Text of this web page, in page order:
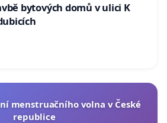
bytových domů v ulici K
menstruačního volna v České
republice